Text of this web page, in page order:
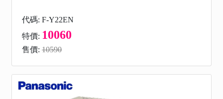
代碼: F-Y22EN
特價: 10060
售價: 10590